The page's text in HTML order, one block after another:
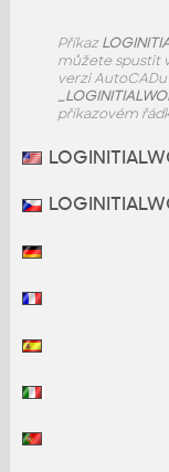
Příkaz
můžete spustit
verzi
příkazovém